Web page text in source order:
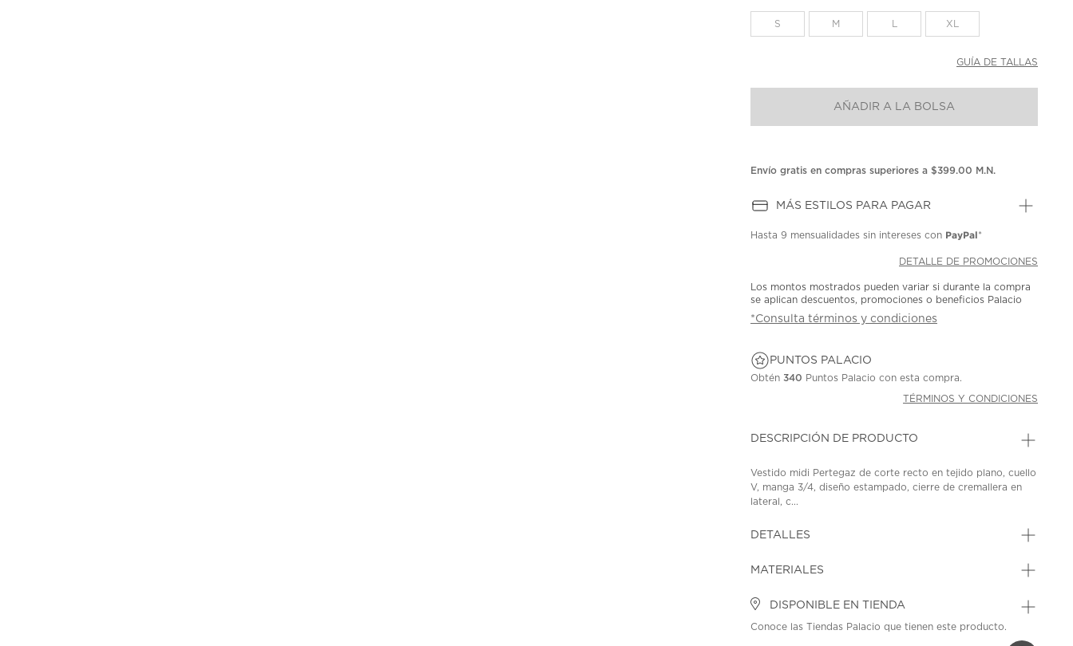
misma
S M XL
GUÍA DE TALLAS
AÑADIR A LA BOLSA
Envío gratis en compras superiores a $399.00 M.N.
MÁS ESTILOS PARA PAGAR
Hasta9 mensualidades sin intereses con PayPal*
DETALLE DE PROMOCIONES
Los montos mostrados pueden variar si durante la compra
se aplican descuentos, promociones o beneficios Palacio
*Consulta términos y condiciones
PUNTOS PALACIO
Obtén340 Puntos Palacio con esta compra.
TÉRMINOS Y CONDICIONES
DESCRIPCIÓN DE PRODUCTO
Vestido midi Pertegaz de corte recto en tejido plano, cuello
V, manga 3/4, diseño estampado, cierre de cremallera en
lateral, c...
DETALLES
MATERIALES
DISPONIBLE EN TIENDA
Conoce las Tiendas Palacio que tienen este producto.